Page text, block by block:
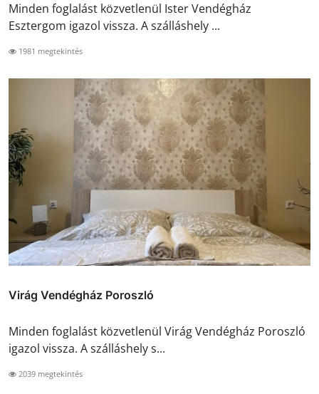
Minden foglalást közvetlenül Ister Vendégház
Esztergom igazol vissza. A szálláshely ...
1981 megtekintés
Virág Vendégház Poroszló
Minden foglalást közvetlenül Virág Vendégház Poroszló
igazol vissza. A szálláshely s...
2039 megtekintés